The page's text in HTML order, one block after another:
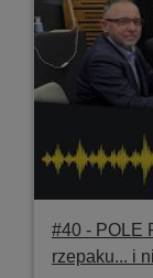
#40 ‐ POLE
rzepaku... i